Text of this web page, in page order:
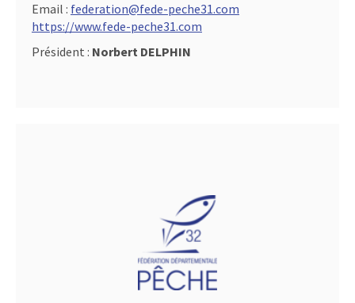
Email : federation@fede-peche31.com
https://www.fede-peche31.com
Président : Norbert DELPHIN